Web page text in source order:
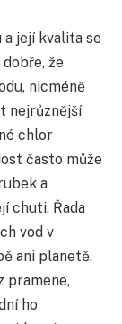
její kvalita se
že
nicméně
nejrůznější
chlor
často může
a
chuti. Řada
vod v
ani planetě.
pramene,
ho